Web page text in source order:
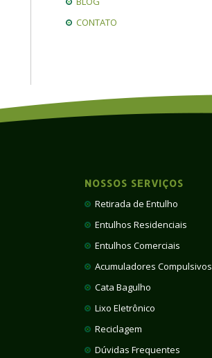
CONTATO
NOSSOS SERVIÇOS
Retirada de Entulho
Entulhos Residenciais
Entulhos Comerciais
Acumuladores Compulsivos
Cata Bagulho
Lixo Eletrônico
Reciclagem
Dúvidas Frequentes